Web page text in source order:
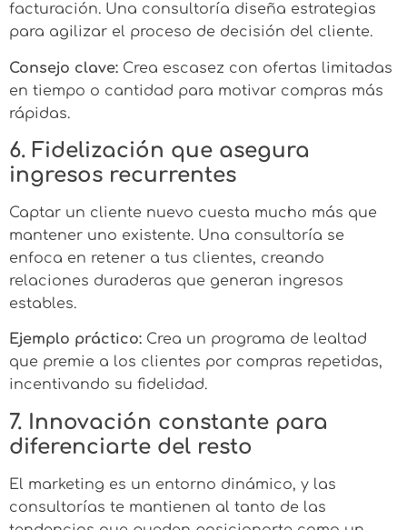
facturación. Una consultoría diseña estrategias
para agilizar el proceso de decisión del cliente.
Consejo clave: Crea escasez con ofertas limitadas
en tiempo o cantidad para motivar compras más
rápidas.
6. Fidelización que asegura
ingresos recurrentes
Captar un cliente nuevo cuesta mucho más que
mantener uno existente. Una consultoría se
enfoca en retener a tus clientes, creando
relaciones duraderas que generan ingresos
estables.
Ejemplo práctico: Crea un programa de lealtad
que premie a los clientes por compras repetidas,
incentivando su fidelidad.
7. Innovación constante para
diferenciarte del resto
El marketing es un entorno dinámico, y las
consultorías te mantienen al tanto de las